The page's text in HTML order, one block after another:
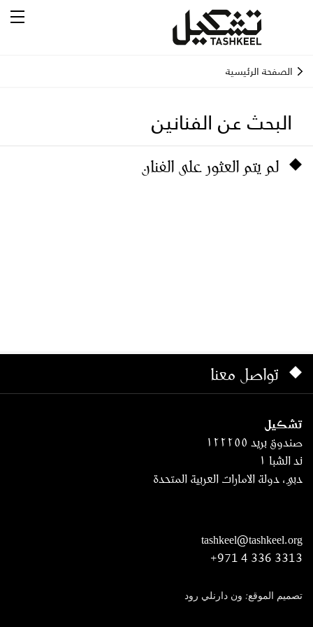
الصفحة الرئيسية
البحث عن الفنانين
لم يتم العثور على الفنان
تواصل معنا
تشكيل
صندوق بريد ١٢٢٢٥٥
ند الشبا ١
دبي، دولة الامارات العربية المتحدة
tashkeel@tashkeel.org
+971 4 336 3313
تصميم الموقع: ون دارنلي رود